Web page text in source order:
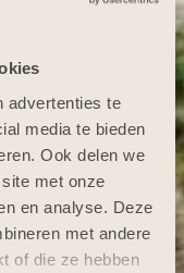
advertenties te
media te bieden
Ook delen we
met onze
en analyse. Deze
met andere
of die ze hebben